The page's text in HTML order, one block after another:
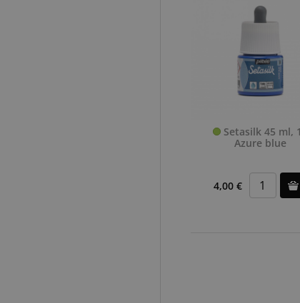
Setasilk 45 ml,
Azure blue
4,00 €